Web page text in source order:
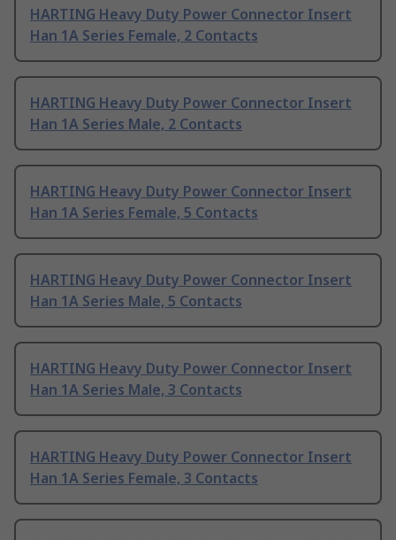
HARTING Heavy Duty Power Connector Insert
Han 1A Series Female, 2 Contacts
HARTING Heavy Duty Power Connector Insert
Han 1A Series Male, 2 Contacts
HARTING Heavy Duty Power Connector Insert
Han 1A Series Female, 5 Contacts
HARTING Heavy Duty Power Connector Insert
Han 1A Series Male, 5 Contacts
HARTING Heavy Duty Power Connector Insert
Han 1A Series Male, 3 Contacts
HARTING Heavy Duty Power Connector Insert
Han 1A Series Female, 3 Contacts